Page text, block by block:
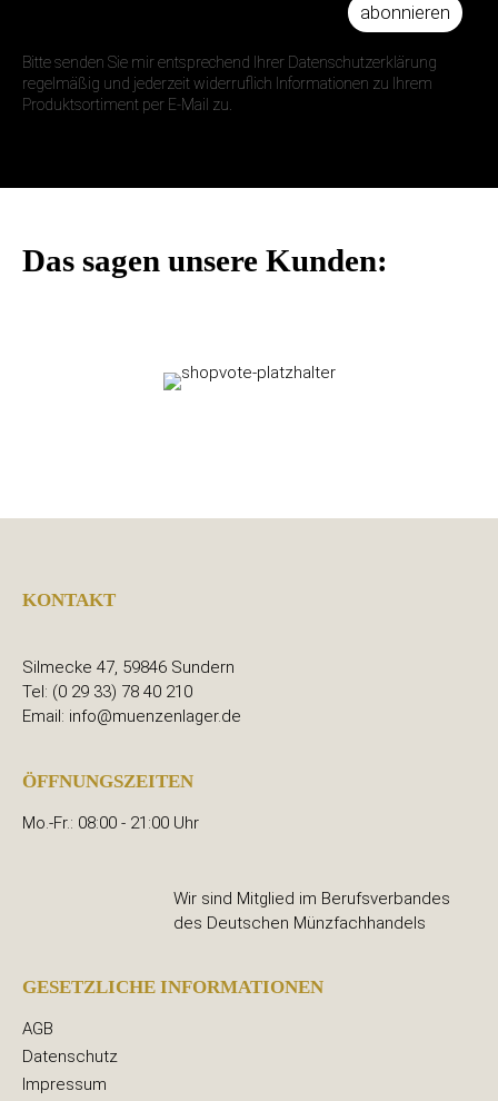
abonnieren
Bitte senden Sie mir entsprechend Ihrer Datenschutzerklärung
regelmäßig und jederzeit widerruflich Informationen zu Ihrem
Produktsortiment per E-Mail zu.
Das sagen unsere Kunden:
KONTAKT
Silmecke 47, 59846 Sundern
Tel: (0 29 33) 78 40 210
Email: info@muenzenlager.de
ÖFFNUNGSZEITEN
Mo.-Fr.: 08:00 - 21:00 Uhr
Wir sind Mitglied im Berufsverbandes
des Deutschen Münzfachhandels
GESETZLICHE INFORMATIONEN
AGB
Datenschutz
Impressum